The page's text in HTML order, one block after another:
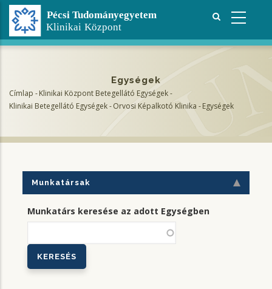
Ugrás
tartalomra
Egységek
Morzsa
Címlap -Klinikai Központ Betegellátó Egységek-
Klinikai Betegellátó Egységek-Orvosi Képalkotó Klinika -Egységek
Munkatársak
Munkatárs keresése az adott Egységben